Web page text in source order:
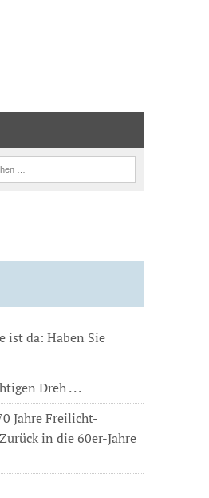
ist da: Haben Sie
Dreh . . .
Jahre Freilicht-
in die 60er-Jahre